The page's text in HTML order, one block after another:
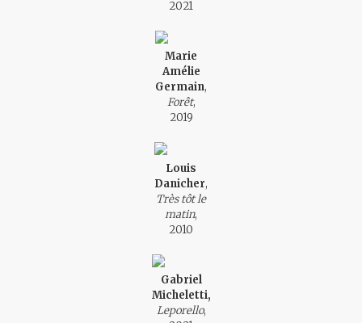
2021
Marie
Amélie
Germain,
Forêt,
2019
Louis
Danicher,
Très tôt le
matin,
2010
Gabriel
Micheletti,
Leporello,